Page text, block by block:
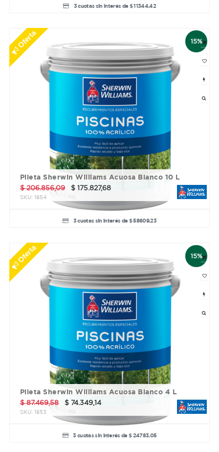
3 cuotas sin interés de $ 11344.42
15%
Oferta
Pileta Sherwin Williams Acuosa Blanco 10 L
$206.856,09 $ 175.827,68
SKU: 1854
3 cuotas sin interés de $ 58609.23
15%
Oferta
Pileta Sherwin Williams Acuosa Blanco 4 L
$87.469,58 $ 74.349,14
SKU: 1853
3 cuotas sin interés de $ 24783.05